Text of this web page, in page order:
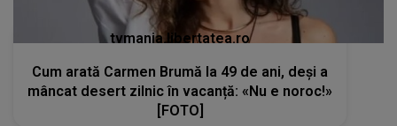
tvmania.libertatea.ro
Cum arată Carmen Brumă la 49 de ani, deși a
mâncat desert zilnic în vacanță: «Nu e noroc!»
[FOTO]